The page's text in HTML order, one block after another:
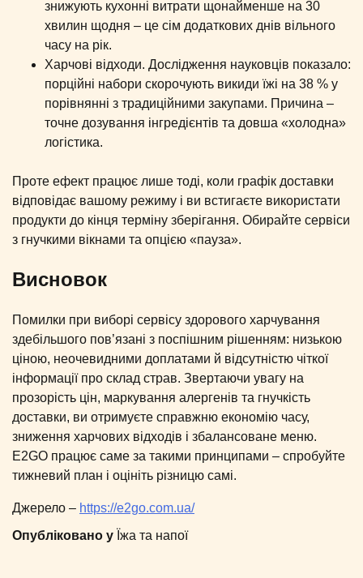
знижують кухонні витрати щонайменше на 30
хвилин щодня – це сім додаткових днів вільного
часу на рік.
Харчові відходи. Дослідження науковців показало:
порційні набори скорочують викиди їжі на 38 % у
порівнянні з традиційними закупами. Причина –
точне дозування інгредієнтів та довша «холодна»
логістика.
Проте ефект працює лише тоді, коли графік доставки
відповідає вашому режиму і ви встигаєте використати
продукти до кінця терміну зберігання. Обирайте сервіси
з гнучкими вікнами та опцією «пауза».
Висновок
Помилки при виборі сервісу здорового харчування
здебільшого пов’язані з поспішним рішенням: низькою
ціною, неочевидними доплатами й відсутністю чіткої
інформації про склад страв. Звертаючи увагу на
прозорість цін, маркування алергенів та гнучкість
доставки, ви отримуєте справжню економію часу,
зниження харчових відходів і збалансоване меню.
E2GO працює саме за такими принципами – спробуйте
тижневий план і оцініть різницю самі.
Джерело – https://e2go.com.ua/
Опубліковано у Їжа та напої